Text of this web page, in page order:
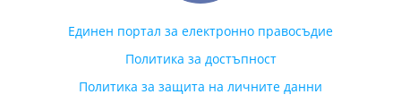
Единен портал за електронно правосъдие
Политика за достъпност
Политика за защита на личните данни